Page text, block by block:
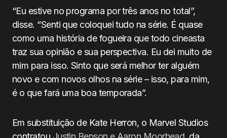
“Eu estive no programa por três anos no total”,
disse. “Senti que coloquei tudo na série. É quase
como uma história de fogueira que todo cineasta
traz sua opinião e sua perspectiva. Eu dei muito de
mim para isso. Sinto que será melhor ter alguém
novo e com novos olhos na série – isso, para mim,
é o que fará uma boa temporada”.
Em substituição de Kate Herron, o Marvel Studios